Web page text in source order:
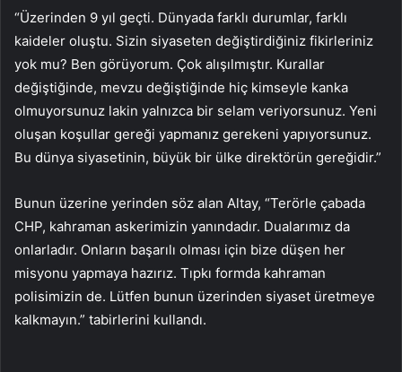
“Üzerinden 9 yıl geçti. Dünyada farklı durumlar, farklı
kaideler oluştu. Sizin siyaseten değiştirdiğiniz fikirleriniz
yok mu? Ben görüyorum. Çok alışılmıştır. Kurallar
değiştiğinde, mevzu değiştiğinde hiç kimseyle kanka
olmuyorsunuz lakin yalnızca bir selam veriyorsunuz. Yeni
oluşan koşullar gereği yapmanız gerekeni yapıyorsunuz.
Bu dünya siyasetinin, büyük bir ülke direktörün gereğidir.”
Bunun üzerine yerinden söz alan Altay, “Terörle çabada
CHP, kahraman askerimizin yanındadır. Dualarımız da
onlarladır. Onların başarılı olması için bize düşen her
misyonu yapmaya hazırız. Tıpkı formda kahraman
polisimizin de. Lütfen bunun üzerinden siyaset üretmeye
kalkmayın.” tabirlerini kullandı.